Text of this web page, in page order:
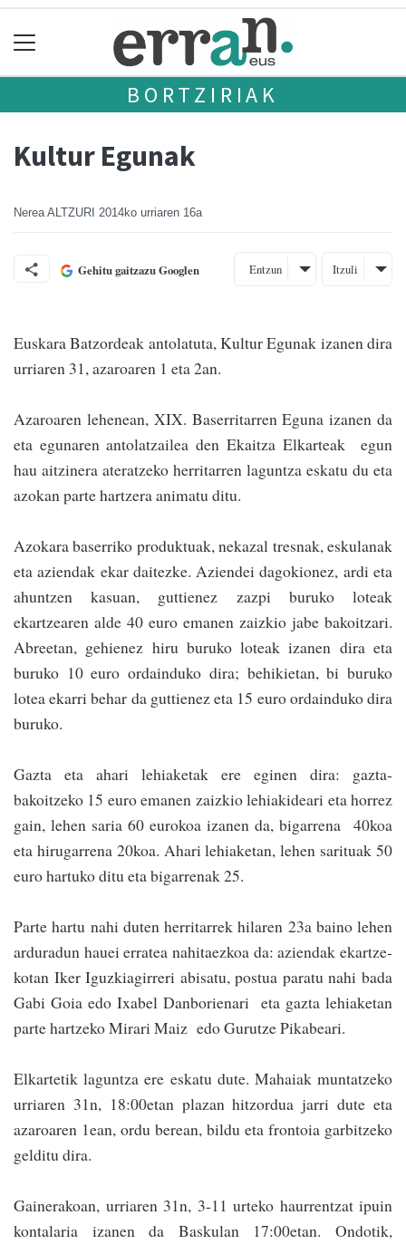
BORTZIRIAK
Kultur Egunak
Nerea ALTZURI 2014ko urriaren 16a
Gehitu gaitzazu Googlen Entzun Itzuli
Euskara Batzordeak antolatuta, Kultur Egunak izanen dira
urria­ren 31, azaroaren 1 eta 2an.
Azaroaren lehenean, XIX. Baserritarren Eguna izanen da
eta egunaren antola­tzailea den Ekaitza­ Elkarteak egun
hau aitzi­nera atera­tzeko he­rrita­rren lagun­tza eskatu du eta
azokan parte hartzera animatu ditu.
Azokara baserriko pro­duktuak, nekazal tresnak, eskulanak
eta azien­dak ekar daitezke. Azien­dei dagokionez, ardi eta
ahun­tzen kasuan, guttienez zaz­pi buruko loteak
ekartzearen alde 40 euro­ emanen zaizkio jabe bakoitzari.
Abreetan, gehienez hiru buruko­ loteak izanen di­ra­ eta
buruko 10 euro ordaindu­ko dira; be­­hi­kie­tan, bi buruko
lotea ekarri behar da guttienez eta 15 euro ordainduko dira
buruko.
Gazta eta ahari lehiaketak ere eginen dira: gaz­ta­
bakoitzeko 15 euro ema­nen zaizkio lehiakideari eta horrez
gain, lehen saria 60 eurokoa iza­nen da, bigarrena 40koa
eta h­irugarrena 20koa. Ahari lehiaketan, lehen sarituak 50
euro­ hartuko ditu eta biga­rrenak 25.
Parte hartu nahi duten herrita­rrek hilaren 23a baino lehen
arduradun hauei erra­tea nahitaezkoa da: aziendak ekar­tze­­­
kotan Iker Iguzkiagi­rreri abisa­tu, postua paratu nahi bada
Gabi Goia edo Ixabel Danborienari eta gazta le­­hia­ke­tan
parte hartzeko Mirari Maiz edo Gurutze Pikabeari.
Elkartetik laguntza ere eskatu dute. Mahaiak mun­tatzeko
urriaren 31n, 18:00­etan plazan hitzordua ja­rri dute eta
azaroaren 1ean, ordu­ berean, bildu eta frontoia­ garbi­tzeko
gelditu dira.
Gainerakoan, urriaren 31n, 3-11 urteko haurren­tzat ipuin
kontalaria izanen da Baskulan 17:00­etan. Ondotik,